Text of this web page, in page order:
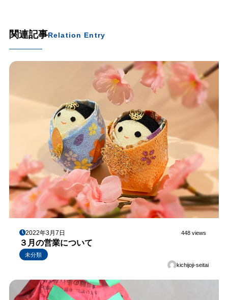
関連記事Relation Entry
2022年3月7日 448 views
３月の営業について
未分類
kichijoji-seitai